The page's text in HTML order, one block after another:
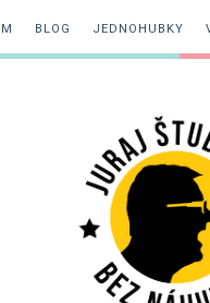
BLOG JEDNOHUBKY
Juraj